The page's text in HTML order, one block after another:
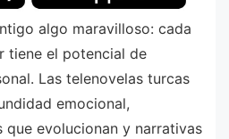
algo maravilloso: cada
tiene el potencial de
Las telenovelas turcas
emocional,
que evolucionan y narrativas